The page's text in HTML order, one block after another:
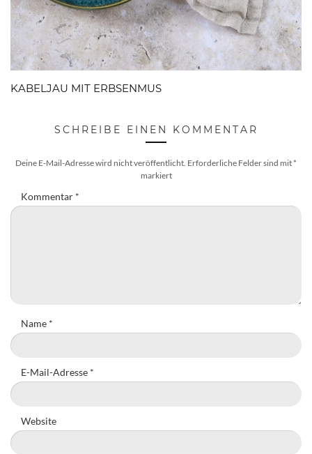
KABELJAU MIT ERBSENMUS
SCHREIBE EINEN KOMMENTAR
Deine E-Mail-Adresse wird nicht veröffentlicht. Erforderliche Felder sind mit *
markiert
Kommentar *
Name *
E-Mail-Adresse *
Website